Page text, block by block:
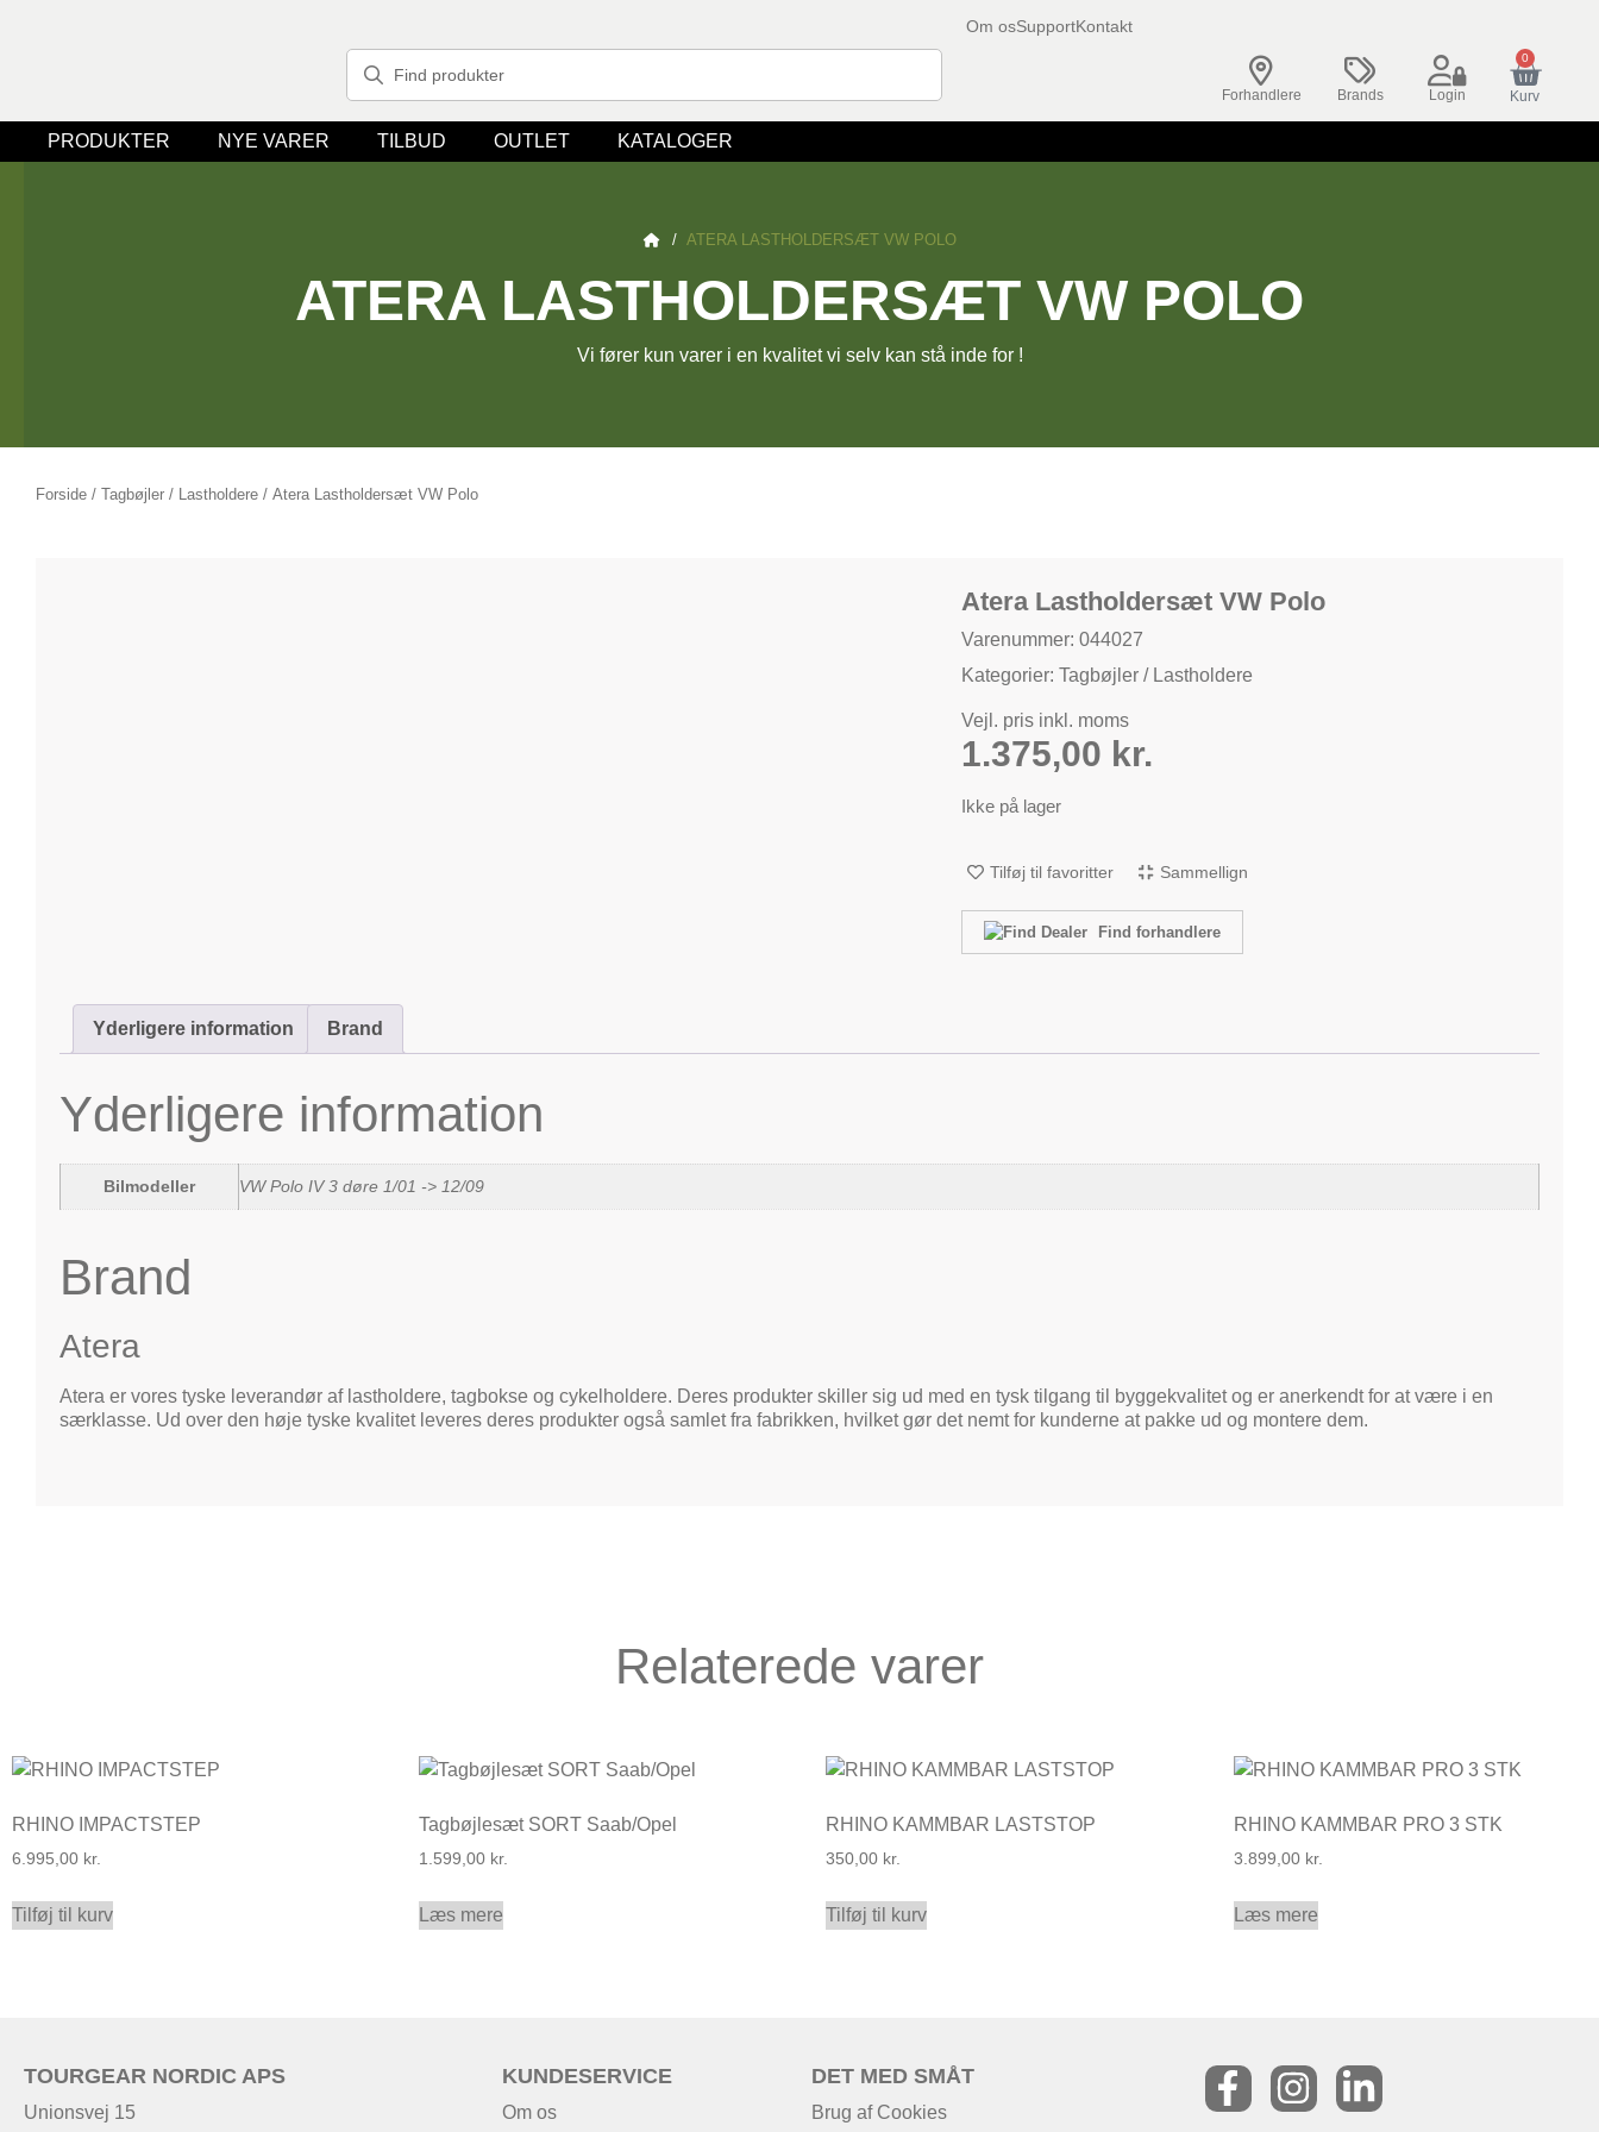
Om osSupportKontakt
Forhandlere Brands Login
0
Kurv
PRODUKTER NYE VARER TILBUD OUTLET KATALOGER
/ ATERA LASTHOLDERSÆT VW POLO
ATERA LASTHOLDERSÆT VW POLO
Vi fører kun varer i en kvalitet vi selv kan stå inde for !
Forside / Tagbøjler / Lastholdere / Atera Lastholdersæt VW Polo
Atera Lastholdersæt VW Polo
Varenummer: 044027
Kategorier:Tagbøjler / Lastholdere
Vejl. pris inkl. moms
1.375,00 kr.
Ikke på lager
Tilføj til favoritter Sammellign
Find forhandlere
Yderligere information Brand
Yderligere information
Bilmodeller VW Polo IV 3 døre 1/01 -> 12/09
Brand
Atera
Atera er vores tyske leverandør af lastholdere, tagbokse og cykelholdere. Deres produkter skiller sig ud med en tysk tilgang til byggekvalitet og er anerkendt for at være i en
særklasse. Ud over den høje tyske kvalitet leveres deres produkter også samlet fra fabrikken, hvilket gør det nemt for kunderne at pakke ud og montere dem.
Relaterede varer
RHINO IMPACTSTEP
6.995,00 kr.
Tilføj til kurv
Tagbøjlesæt SORT Saab/Opel
1.599,00 kr.
Læs mere
RHINO KAMMBAR LASTSTOP
350,00 kr.
Tilføj til kurv
RHINO KAMMBAR PRO 3 STK
3.899,00 kr.
Læs mere
TOURGEAR NORDIC APS
Unionsvej 15
KUNDESERVICE
Om os
DET MED SMÅT
Brug af Cookies